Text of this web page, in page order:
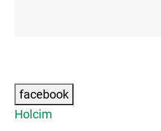
facebook
Holcim